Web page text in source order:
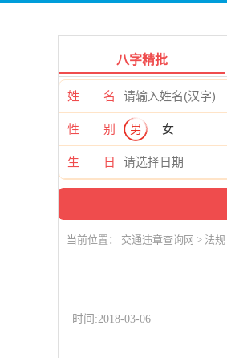
八字精批
姓 名
性 别 男 女
生 日
当前位置： 交通违章查询网 > 法规
时间:2018-03-06